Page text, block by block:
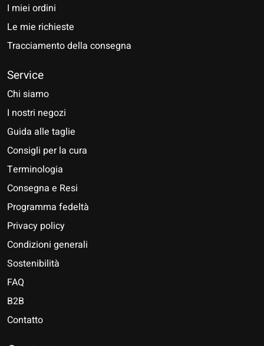
I miei ordini
Le mie richieste
Tracciamento della consegna
Service
Chi siamo
I nostri negozi
Guida alle taglie
Consigli per la cura
Terminologia
Consegna e Resi
Programma fedeltà
Privacy policy
Condizioni generali
Sostenibilità
FAQ
B2B
Contatto